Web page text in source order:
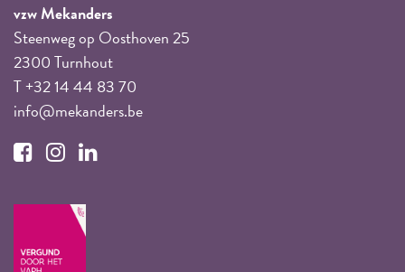
vzw Mekanders
Steenweg op Oosthoven 25
2300 Turnhout
T +32 14 44 83 70
info@mekanders.be